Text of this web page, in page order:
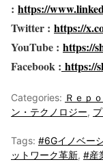
: https://
Twitter : https://
YouTube : https://
Facebook : https://
Categories: Ｒｅｐ
ン・テクノロジー,
Tags: #6Gイノベー
ットワーク革新, #産